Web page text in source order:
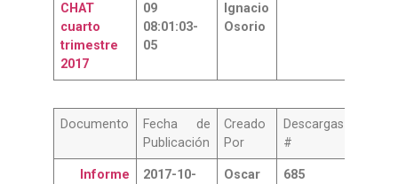
CHAT
cuarto
trimestre
2017
09
08:01:03-
05
Ignacio
Osorio
Documento
Fecha de
Publicación
Creado
Por
Descargas
#
Informe
2017-10-
Oscar
685